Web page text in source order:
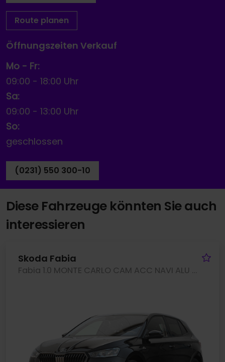
Route planen
Öffnungszeiten Verkauf
Mo - Fr:
09:00 - 18:00 Uhr
Sa:
09:00 - 13:00 Uhr
So:
geschlossen
(0231) 550 300-10
Diese Fahrzeuge könnten Sie auch
interessieren
Skoda Fabia
Fabia 1.0 MONTE CARLO CAM ACC NAVI ALU SITZHEIZ.